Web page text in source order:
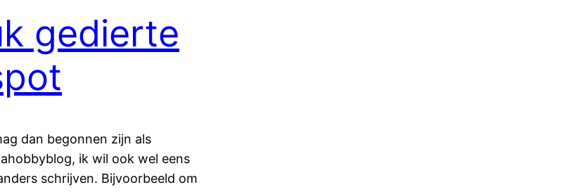
gedierte
dan begonnen zijn als
ik wil ook wel eens
schrijven. Bijvoorbeeld om